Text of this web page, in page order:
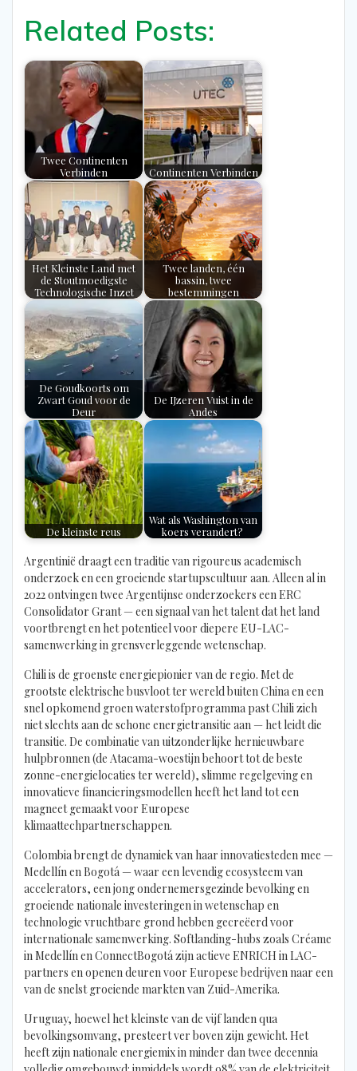
Related Posts:
Twee Continenten
Verbinden
Continenten Verbinden
Het Kleinste Land met
de Stoutmoedigste
Technologische Inzet
Twee landen, één
bassin, twee
bestemmingen
De Goudkoorts om
Zwart Goud voor de
Deur
De IJzeren Vuist in de
Andes
De kleinste reus
Wat als Washington van
koers verandert?
Argentinië draagt een traditie van rigoureus academisch
onderzoek en een groeiende startupscultuur aan. Alleen al in
2022 ontvingen twee Argentijnse onderzoekers een ERC
Consolidator Grant — een signaal van het talent dat het land
voortbrengt en het potentieel voor diepere EU-LAC-
samenwerking in grensverleggende wetenschap.
Chili is de groenste energiepionier van de regio. Met de
grootste elektrische busvloot ter wereld buiten China en een
snel opkomend groen waterstofprogramma past Chili zich
niet slechts aan de schone energietransitie aan — het leidt die
transitie. De combinatie van uitzonderlijke hernieuwbare
hulpbronnen (de Atacama-woestijn behoort tot de beste
zonne-energielocaties ter wereld), slimme regelgeving en
innovatieve financieringsmodellen heeft het land tot een
magneet gemaakt voor Europese
klimaattechpartnerschappen.
Colombia brengt de dynamiek van haar innovatiesteden mee —
Medellín en Bogotá — waar een levendig ecosysteem van
accelerators, een jong ondernemersgezinde bevolking en
groeiende nationale investeringen in wetenschap en
technologie vruchtbare grond hebben gecreëerd voor
internationale samenwerking. Softlanding-hubs zoals Créame
in Medellín en ConnectBogotá zijn actieve ENRICH in LAC-
partners en openen deuren voor Europese bedrijven naar een
van de snelst groeiende markten van Zuid-Amerika.
Uruguay, hoewel het kleinste van de vijf landen qua
bevolkingsomvang, presteert ver boven zijn gewicht. Het
heeft zijn nationale energiemix in minder dan twee decennia